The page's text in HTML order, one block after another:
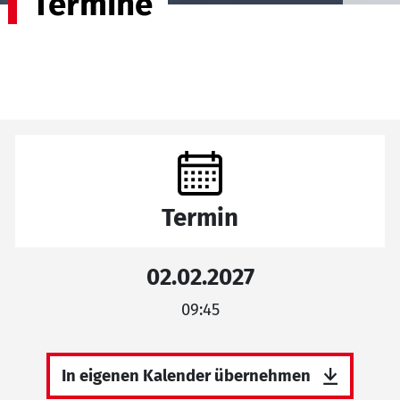
Termin
02.02.2027
09:45
In eigenen Kalender übernehmen